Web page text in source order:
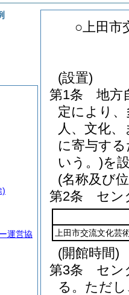
○上田市
(設置)
第1条
地方
定により
人、文化
に寄与す
いう。)を
(名称及び
第2条
セン
上田市交流文化芸
(開館時間)
第3条
セン
る。 ただ
)
運営協